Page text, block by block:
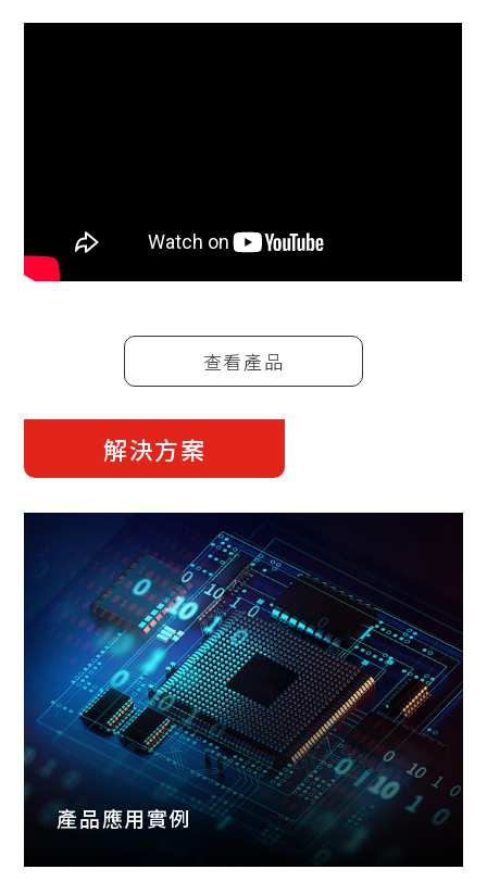
查看產品
解決方案
產品應用實例